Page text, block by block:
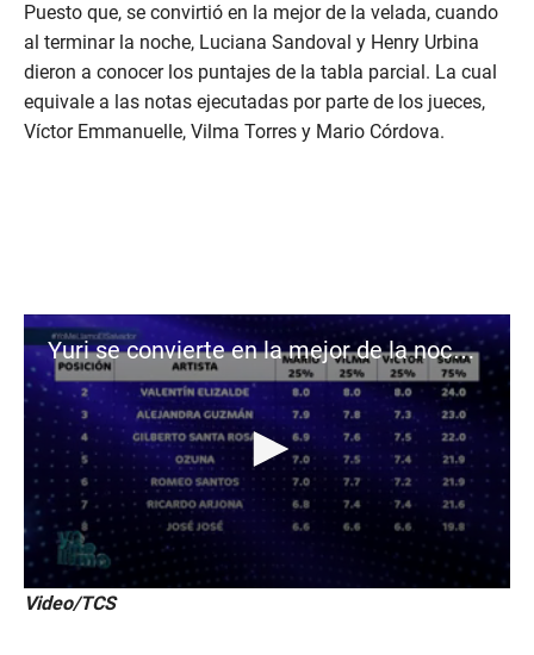
Puesto que, se convirtió en la mejor de la velada, cuando
al terminar la noche, Luciana Sandoval y Henry Urbina
dieron a conocer los puntajes de la tabla parcial. La cual
equivale a las notas ejecutadas por parte de los jueces,
Víctor Emmanuelle, Vilma Torres y Mario Córdova.
Yuri se convierte en la mejor de la noche de "Yo me llamo"
0
s
Video/TCS